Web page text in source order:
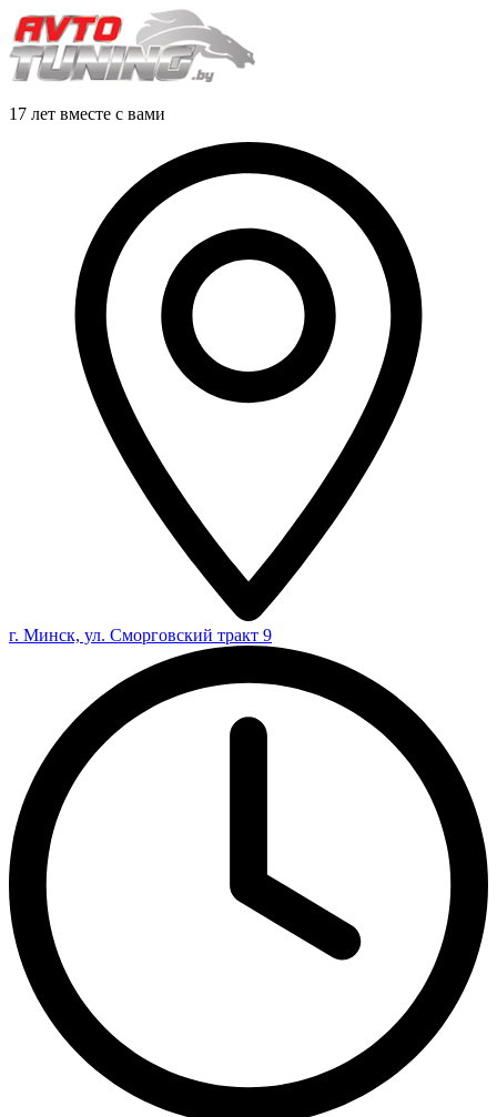
17 лет вместе с вами
г. Минск, ул. Сморговский тракт 9